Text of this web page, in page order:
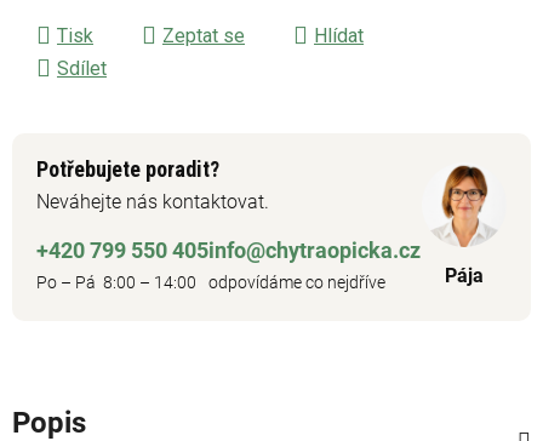
Tisk Zeptat se
Hlídat
Sdílet
Potřebujete poradit?
Neváhejte nás kontaktovat.
+420 799 550 405
Po – Pá 8:00 – 14:00
info@chytraopicka.cz
odpovídáme co nejdříve Pája
Popis